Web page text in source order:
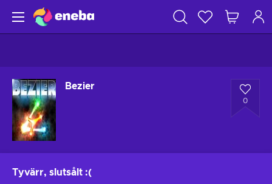
Bezier
0
Tyvärr, slutsålt :(